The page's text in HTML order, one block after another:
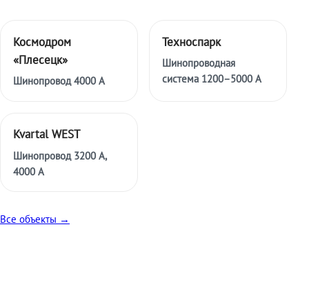
Космодром
«Плесецк»
Шинопровод 4000 А
Техноспарк
Шинопроводная
система 1200–5000 А
Kvartal WEST
Шинопровод 3200 А,
4000 А
Все объекты →